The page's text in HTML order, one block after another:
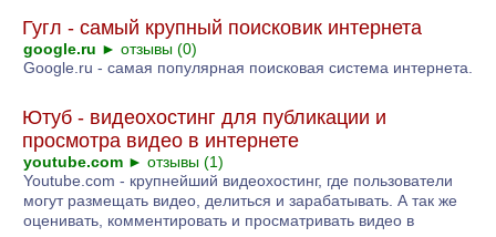
Гугл - самый крупный поисковик интернета
google.ru ► отзывы (0)
Google.ru - самая популярная поисковая система интернета.
Ютуб - видеохостинг для публикации и
просмотра видео в интернете
youtube.com ► отзывы (1)
Youtube.com - крупнейший видеохостинг, где пользователи
могут размещать видео, делиться и зарабатывать. А так же
оценивать, комментировать и просматривать видео в